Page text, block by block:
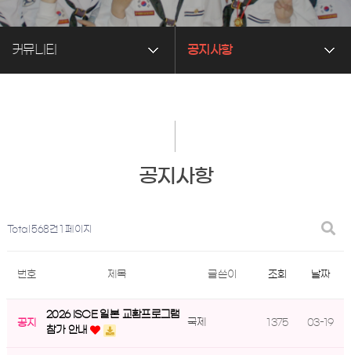
커뮤니티 공지사항
공지사항
Total 568건 1 페이지
번호 제목 글쓴이 조회 날짜
공지
2026 ISCE 일본 교환프로그램
참가 안내
국제 1375 03-19